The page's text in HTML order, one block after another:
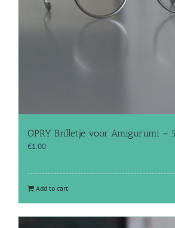
OPRY Brilletje voor Amigurumi –
€1.00
Add to cart